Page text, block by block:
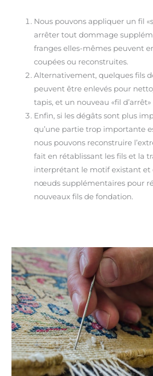
Nous pouvons appliquer un fil
arrêter tout dommage
franges elles-mêmes peuvent
coupées ou reconstruites.
Alternativement, quelques fils
peuvent être enlevés pour
tapis, et un nouveau «fil
Enfin, si les dégâts sont plus
qu’une partie trop importante
nous pouvons reconstruire
fait en rétablissant les fils et la
interprétant le motif existant et
nœuds supplémentaires pour
nouveaux fils de fondation.